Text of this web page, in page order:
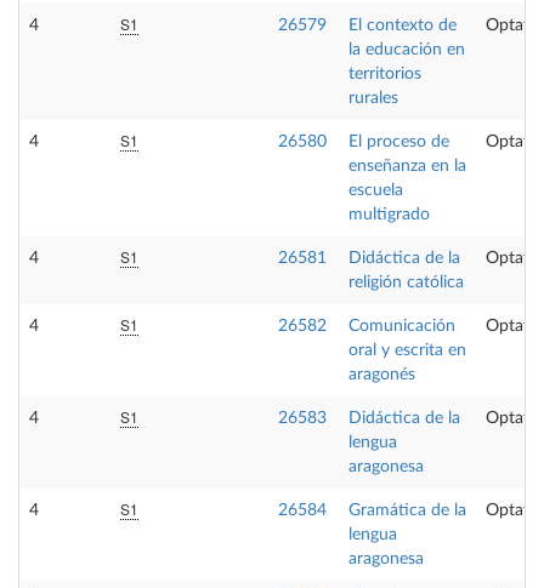
4 S1 26579
El contexto de
la educación en
territorios
rurales
4 S1 26580
El proceso de
enseñanza en la
escuela
multigrado
4 S1 26581
Didáctica de la
religión católica
4 S1 26582
Comunicación
oral y escrita en
aragonés
4 S1 26583
Didáctica de la
lengua
aragonesa
4 S1 26584
Gramática de la
lengua
aragonesa